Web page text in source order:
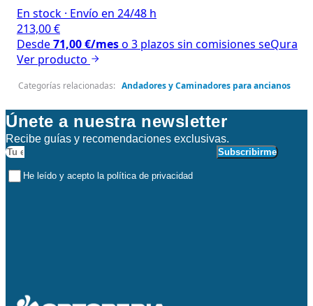
En stock · Envío en 24/48 h
213,00€
Desde71,00€/meso 3 plazos sin comisiones seQura
Ver producto
Categorías relacionadas: Andadores y Caminadores para ancianos
Únete a nuestra newsletter
Recibe guías y recomendaciones exclusivas.
He leído y acepto la política de privacidad
Subscribirme